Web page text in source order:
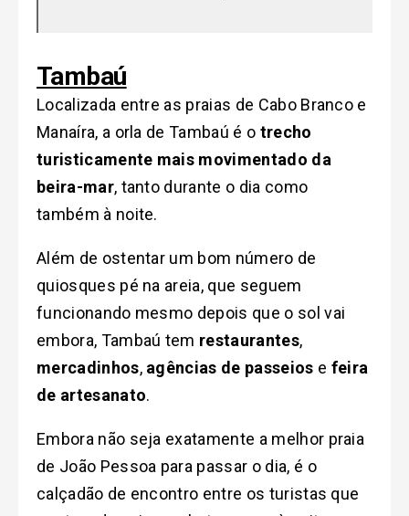
Tambaú
Localizada entre as praias de Cabo Branco e
Manaíra, a orla de Tambaú é o trecho
turisticamente mais movimentado da
beira-mar, tanto durante o dia como
também à noite.
Além de ostentar um bom número de
quiosques pé na areia, que seguem
funcionando mesmo depois que o sol vai
embora, Tambaú tem restaurantes,
mercadinhos, agências de passeios e feira
de artesanato.
Embora não seja exatamente a melhor praia
de João Pessoa para passar o dia, é o
calçadão de encontro entre os turistas que